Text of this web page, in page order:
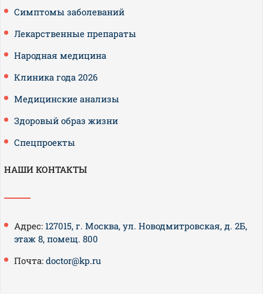
Симптомы заболеваний
Лекарственные препараты
Народная медицина
Клиника года 2026
Медицинские анализы
Здоровый образ жизни
Спецпроекты
НАШИ КОНТАКТЫ
Адрес: 127015, г. Москва, ул. Новодмитровская, д. 2Б,
этаж 8, помещ. 800
Почта: doctor@kp.ru